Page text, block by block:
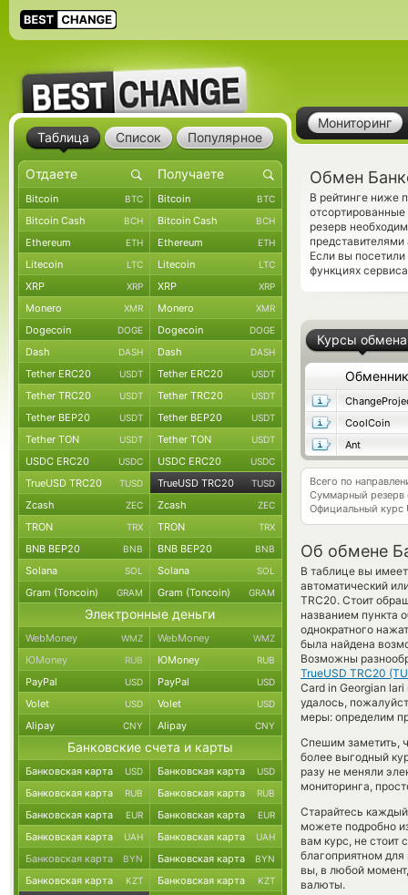
Мониторинг
Обмен
В рейтинге ниже
резерв
Если вы
функциях
Курсы обмена
Обменник
CoolCoin
Ant
Всего по
Суммарный резерв
Официальный курс
Об обмене
В таблице вы
автоматический
TRC20. Стоит
названием пункта
однократного
была найдена
Возможны
TrueUSD TRC20
Card in Georgian
удалось,
меры: определим
Спешим заметить,
более выгодный
разу не меняли
мониторинга,
Старайтесь
можете подробно
вам курс, не стоит
благоприятном
вы, в любой
валюты.
Таблица Список Популярное
Bitcoin BTC Bitcoin BTC
Bitcoin Cash BCH Bitcoin Cash BCH
Ethereum ETH Ethereum ETH
Litecoin LTC Litecoin LTC
XRP XRP XRP XRP
Monero XMR Monero XMR
Dogecoin DOGE Dogecoin DOGE
Dash DASH Dash DASH
Tether ERC20 USDT Tether ERC20 USDT
Tether TRC20 USDT Tether TRC20 USDT
Tether BEP20 USDT Tether BEP20 USDT
Tether TON USDT Tether TON USDT
USDC ERC20 USDC USDC ERC20 USDC
TrueUSD TRC20 TUSD TrueUSD TRC20 TUSD
Zcash ZEC Zcash ZEC
TRON TRX TRON TRX
BNB BEP20 BNB BNB BEP20 BNB
Solana SOL Solana SOL
Gram (Toncoin) GRAM Gram (Toncoin) GRAM
Электронные деньги
WebMoney WMZ WebMoney WMZ
ЮMoney RUB ЮMoney RUB
PayPal USD PayPal USD
Volet USD Volet USD
Alipay CNY Alipay CNY
Банковские счета и карты
Банковская карта USD Банковская карта USD
Банковская карта RUB Банковская карта RUB
Банковская карта EUR Банковская карта EUR
Банковская карта UAH Банковская карта UAH
Банковская карта BYN Банковская карта BYN
Банковская карта KZT Банковская карта KZT